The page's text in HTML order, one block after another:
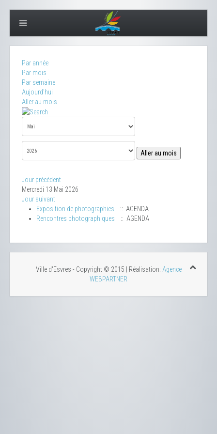
Par année
Par mois
Par semaine
Aujourd'hui
Aller au mois
Aller au mois
Jour précédent
Mercredi 13 Mai 2026
Jour suivant
Exposition de photographies
:: AGENDA
Rencontres photographiques
:: AGENDA
Ville d'Esvres - Copyright © 2015 | Réalisation: Agence
WEBPARTNER